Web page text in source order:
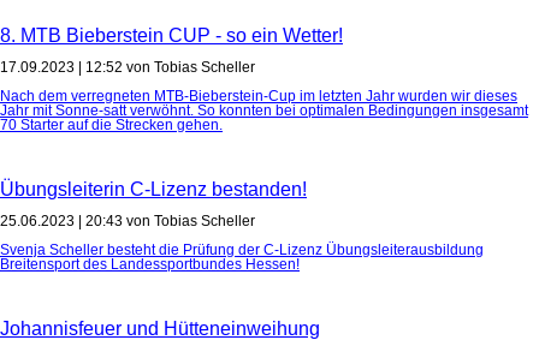
8. MTB Bieberstein CUP - so ein Wetter!
17.09.2023 | 12:52 von Tobias Scheller
Nach dem verregneten MTB-Bieberstein-Cup im letzten Jahr wurden wir dieses
Jahr mit Sonne-satt verwöhnt. So konnten bei optimalen Bedingungen insgesamt
70 Starter auf die Strecken gehen.
Übungsleiterin C-Lizenz bestanden!
25.06.2023 | 20:43 von Tobias Scheller
Svenja Scheller besteht die Prüfung der C-Lizenz Übungsleiterausbildung
Breitensport des Landessportbundes Hessen!
Johannisfeuer und Hütteneinweihung